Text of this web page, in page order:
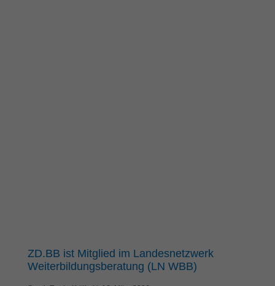
ZD.BB ist Mitglied im Landesnetzwerk
Weiterbildungsberatung (LN WBB)